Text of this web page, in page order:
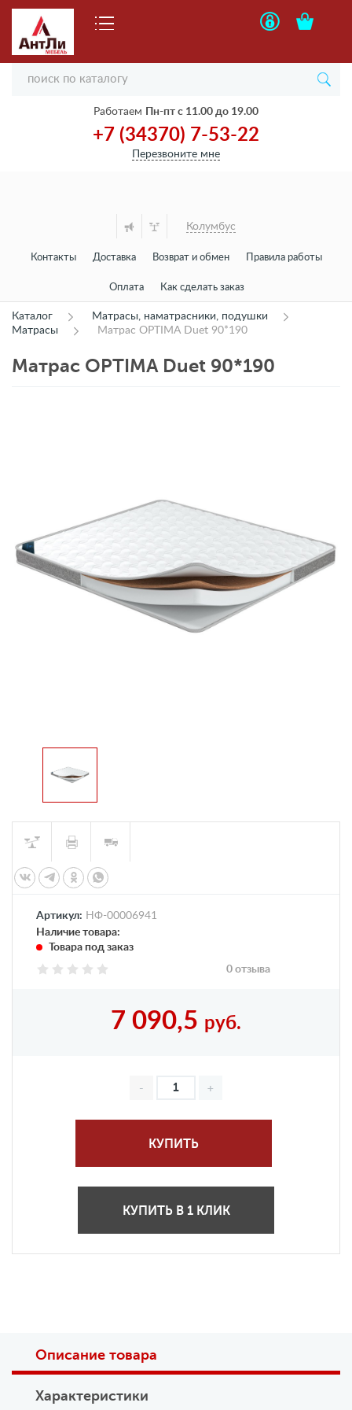
Работаем Пн-пт с 11.00 до 19.00
+7 (34370) 7-53-22
Перезвоните мне
Колумбус
Контакты Доставка Возврат и обмен Правила работы
Оплата Как сделать заказ
Каталог
Матрасы, наматрасники, подушки
Матрасы
Матрас OPTIMA Duet 90*190
Матрас OPTIMA Duet 90*190
Артикул: НФ-00006941
Наличие товара:
Товара под заказ
0 отзыва
7 090,5 руб.
КУПИТЬ
КУПИТЬ В 1 КЛИК
Описание товара
Характеристики